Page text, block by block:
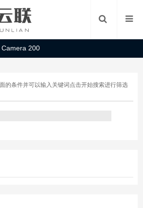
Camera 200
的条件并可以输入关键词点击开始搜索进行筛选